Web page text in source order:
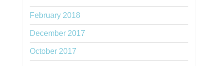
February 2018
December 2017
October 2017